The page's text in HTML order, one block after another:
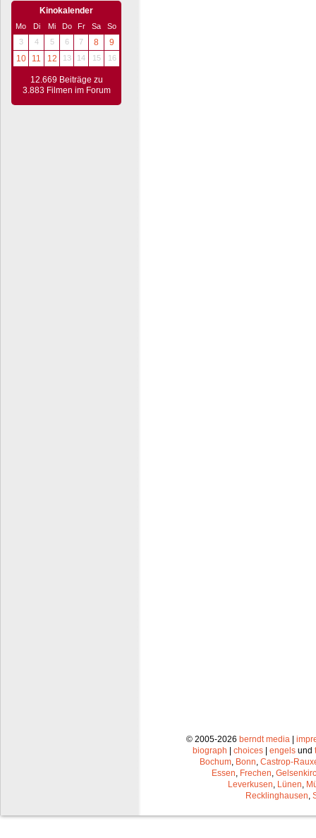
Kinokalender
Mo Di Mi Do Fr Sa
So
3
4 5 6 7 8
9
10
11 12 13 14 15 16
12.669 Beiträge zu
3.883 Filmen im Forum
© 2005-2026 berndt media |
biograph | choices | engels und
Bochum Bonn Castrop-
Essen Frechen
Leverkusen Lünen
Recklinghausen